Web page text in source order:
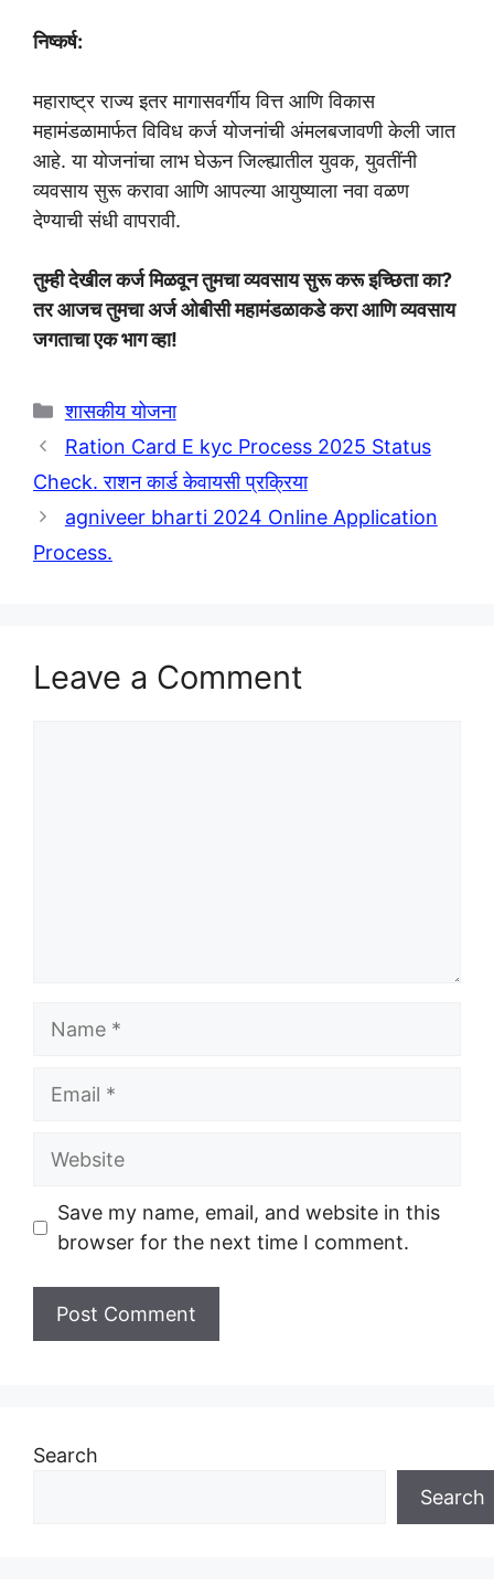
निष्कर्ष:
महाराष्ट्र राज्य इतर मागासवर्गीय वित्त आणि विकास
महामंडळामार्फत विविध कर्ज योजनांची अंमलबजावणी केली जात
आहे. या योजनांचा लाभ घेऊन जिल्ह्यातील युवक, युवतींनी
व्यवसाय सुरू करावा आणि आपल्या आयुष्याला नवा वळण
देण्याची संधी वापरावी.
तुम्ही देखील कर्ज मिळवून तुमचा व्यवसाय सुरू करू इच्छिता का?
तर आजच तुमचा अर्ज ओबीसी महामंडळाकडे करा आणि व्यवसाय
जगताचा एक भाग व्हा!
Categories
शासकीय योजना
Ration Card E kyc Process 2025 Status
Check. राशन कार्ड केवायसी प्रक्रिया
agniveer bharti 2024 Online Application
Process.
Leave a Comment
Name
Email
Website
Save my name, email, and website in this
browser for the next time I comment.
Search
Search